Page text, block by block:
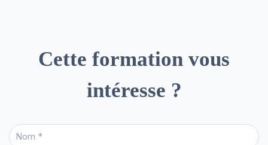
Cette formation vous
intéresse ?